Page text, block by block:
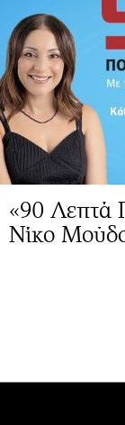
«90 Λεπτά
Νίκο